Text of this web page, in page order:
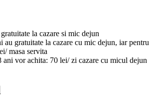
la cazare si mic dejun
au gratuitate la cazare cu mic dejun, iar pentru
masa servita
ani vor achita: 70 lei/ zi cazare cu micul dejun